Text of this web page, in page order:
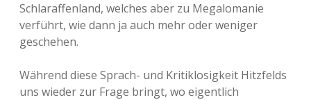
Schlaraffenland, welches aber zu Megalomanie
verführt, wie dann ja auch mehr oder weniger
geschehen.
Während diese Sprach- und Kritiklosigkeit Hitzfelds
uns wieder zur Frage bringt, wo eigentlich